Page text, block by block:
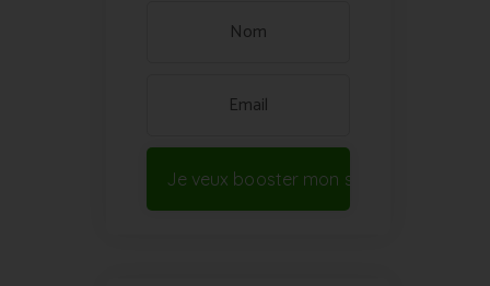
Je veux booster mon site !